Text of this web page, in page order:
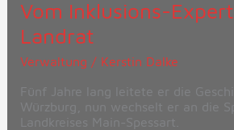
Vom Inklusions-
Landrat
Verwaltung / Kerstin Dalke
Fünf Jahre lang leitete er die
Würzburg, nun wechselt er an die
Landkreises Main-Spessart.